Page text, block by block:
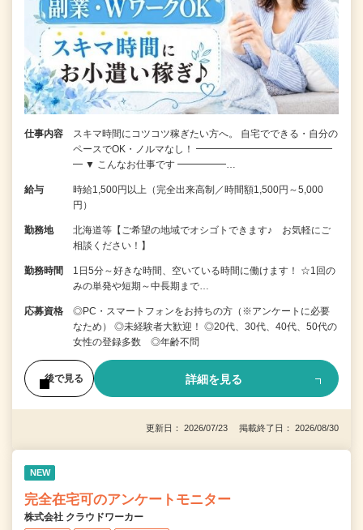
仕事内容
スキマ時間にコツコツ稼ぎたい方へ。 自宅でできる・自分の
ペースでOK・ノルマなし！ ━━━━━━━━━━━━━━
━ ▼ こんなお仕事です ━━━━━…
給与
時給1,500円以上（完全出来高制／時間額1,500円～5,000
円）
勤務地
北海道等【ご希望の地域でオシゴトできます♪ お気軽にご
相談ください！】
勤務時間
1日5分～好きな時間、空いている時間に働けます！ ☆1回の
みの単発や短期～中長期まで…
応募資格
◎PC・スマートフォンをお持ちの方（※アンケートに必要
なため） ◎未経験者大歓迎！ ◎20代、30代、40代、50代の
女性の登録多数 ◎年齢不問
後で見る 詳細を見る
更新日： 2026/07/23 掲載終了日： 2026/08/30
NEW
完全在宅可のアンケートモニター
株式会社 クラウドワーカー